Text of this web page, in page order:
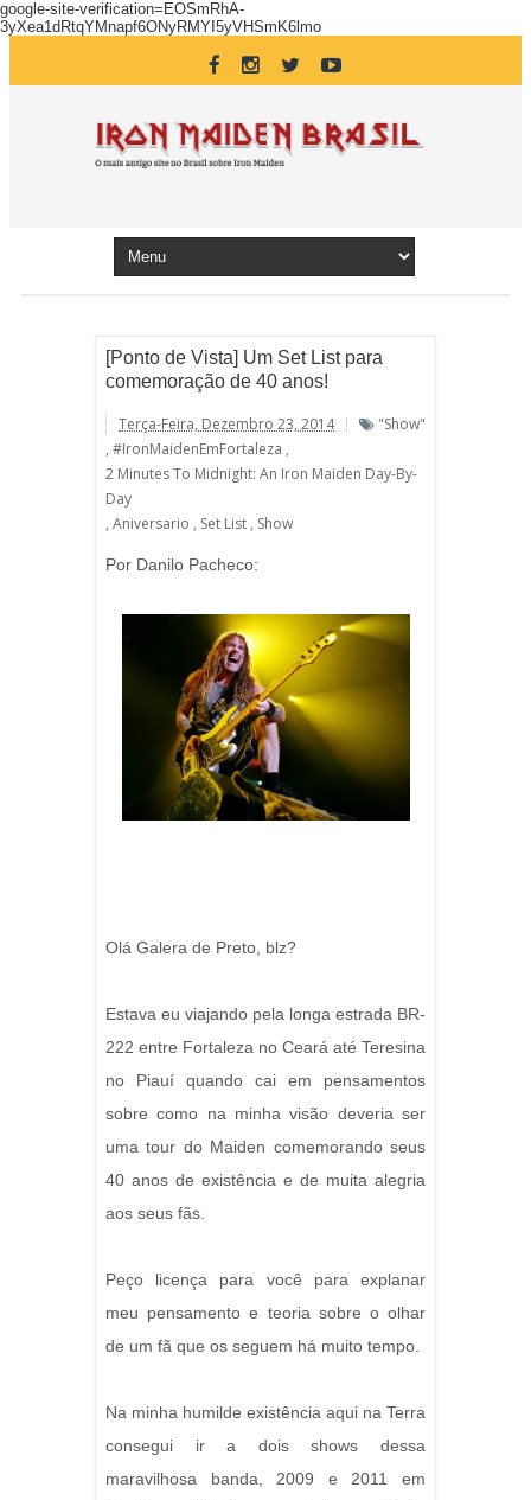
google-site-verification=EOSmRhA-
3yXea1dRtqYMnapf6ONyRMYI5yVHSmK6lmo
[Ponto de Vista] Um Set List para
comemoração de 40 anos!
Terça-Feira, Dezembro 23, 2014
"show"
, #IronMaidenEmFortaleza ,
2 Minutes To Midnight: An Iron Maiden Day-By-
Day
, Aniversario , Set List , Show
Por Danilo Pacheco:
Olá Galera de Preto, blz?
Estava eu viajando pela longa estrada BR-
222 entre Fortaleza no Ceará até Teresina
no Piauí quando cai em pensamentos
sobre como na minha visão deveria ser
uma tour do Maiden comemorando seus
40 anos de existência e de muita alegria
aos seus fãs.
Peço licença para você para explanar
meu pensamento e teoria sobre o olhar
de um fã que os seguem há muito tempo.
Na minha humilde existência aqui na Terra
consegui ir a dois shows dessa
maravilhosa banda, 2009 e 2011 em